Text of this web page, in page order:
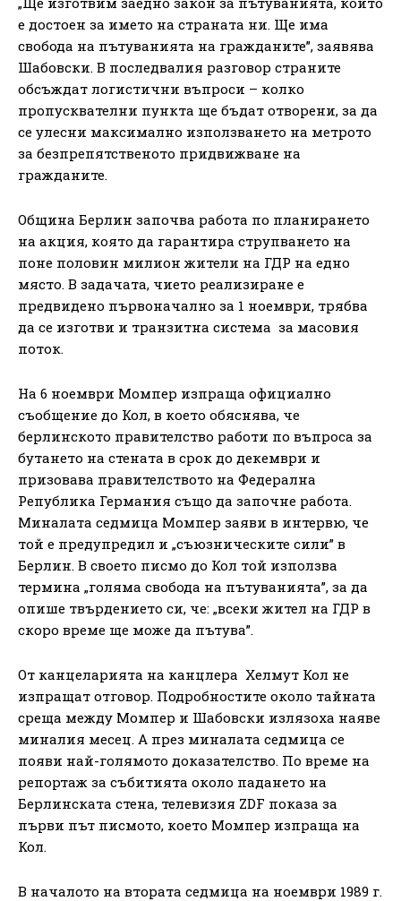
е достоен за името на страната ни. Ще има
свобода на пътуванията на гражданите”, заявява
Шабовски. В последвалия разговор страните
обсъждат логистични въпроси – колко
пропусквателни пункта ще бъдат отворени, за да
се улесни максимално използването на метрото
за безпрепятственото придвижване на
гражданите.
Община Берлин започва работа по планирането
на акция, която да гарантира струпването на
поне половин милион жители на ГДР на едно
място. В задачата, чието реализиране е
предвидено първоначално за 1 ноември, трябва
да се изготви и транзитна система за масовия
поток.
На 6 ноември Момпер изпраща официално
съобщение до Кол, в което обяснява, че
берлинското правителство работи по въпроса за
бутането на стената в срок до декември и
призовава правителството на Федерална
Република Германия също да започне работа.
Миналата седмица Момпер заяви в интервю, че
той е предупредил и „съюзническите сили” в
Берлин. В своето писмо до Кол той използва
термина „голяма свобода на пътуванията”, за да
опише твърдението си, че: „всеки жител на ГДР в
скоро време ще може да пътува”.
От канцеларията на канцлера Хелмут Кол не
изпращат отговор. Подробностите около тайната
среща между Момпер и Шабовски излязоха наяве
миналия месец. А през миналата седмица се
появи най-голямото доказателство. По време на
репортаж за събитията около падането на
Берлинската стена, телевизия ZDF показа за
първи път писмото, което Момпер изпраща на
Кол.
В началото на втората седмица на ноември 1989 г.